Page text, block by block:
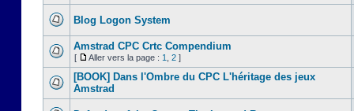
Blog Logon System
Amstrad CPC Crtc Compendium
[ Aller vers la page : 1 2 ]
[BOOK] Dans l'Ombre du CPC L'héritage des jeux
Amstrad